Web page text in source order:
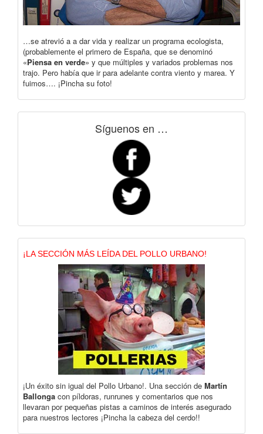
…se atrevió a a dar vida y realizar un programa ecologista,
(probablemente el primero de España, que se denominó
«Piensa en verde» y que múltiples y variados problemas nos
trajo. Pero había que ir para adelante contra viento y marea. Y
fuimos…. ¡Pincha su foto!
Síguenos en …
¡LA SECCIÓN MÁS LEÍDA DEL POLLO URBANO!
¡Un éxito sin igual del Pollo Urbano!. Una sección de Martín
Ballonga con píldoras, runrunes y comentarios que nos
llevaran por pequeñas pistas a caminos de interés asegurado
para nuestros lectores ¡Pincha la cabeza del cerdo!!